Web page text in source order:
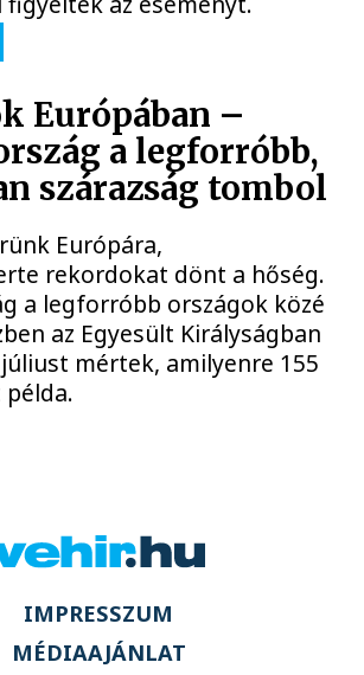
Európában –
a legforróbb,
szárazság tombol
Európára,
rekordokat dönt a hőség.
a legforróbb országok közé
az Egyesült Királyságban
mértek, amilyenre 155
IMPRESSZUM
MÉDIAAJÁNLAT